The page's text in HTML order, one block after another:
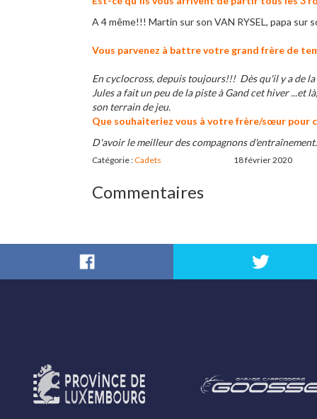
A 4 même!!! Martin sur son VAN RYSEL, papa sur
Vous parvenez à battre votre grand frère de
En cyclocross, depuis toujours!!! Dès qu'il y a de la
Jules a fait un peu de la piste à Gand cet hiver
son terrain de jeu.
Que souhaiteriez vous à votre frère/sœur pour
D'avoir le meilleur des compagnons
Catégorie :Cadets 18 février 2020
Commentaires